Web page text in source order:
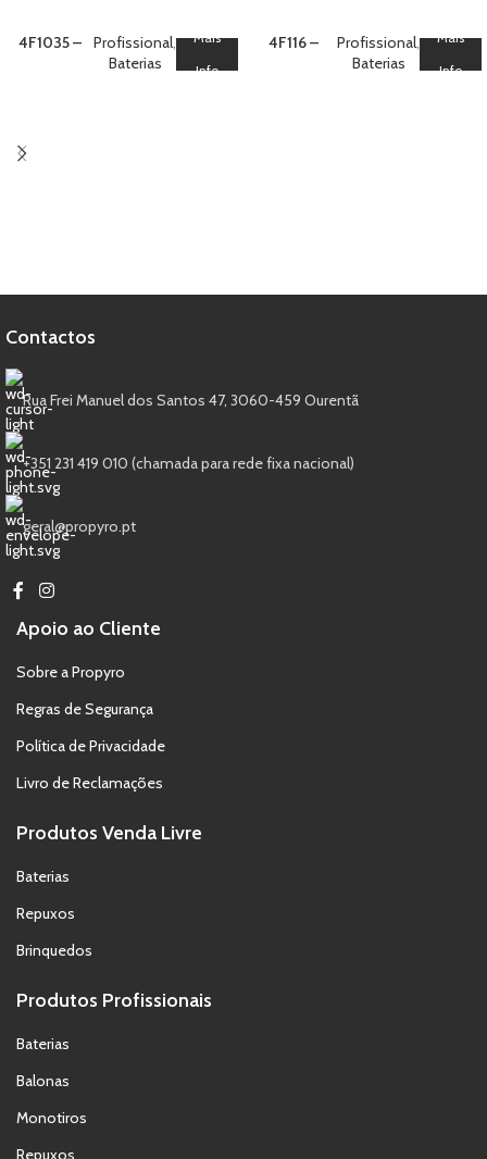
4F1035 –
Profissional,
Baterias
Mais
Info
4F116 –
Profissional,
Baterias
Mais
Info
Contactos
Rua Frei Manuel dos Santos 47, 3060-459 Ourentã​
+351 231 419 010 (chamada para rede fixa nacional)
geral@propyro.pt
Apoio ao Cliente
Sobre a Propyro
Regras de Segurança
Política de Privacidade
Livro de Reclamações
Produtos Venda Livre
Baterias
Repuxos
Brinquedos
Produtos Profissionais
Baterias
Balonas
Monotiros
Repuxos